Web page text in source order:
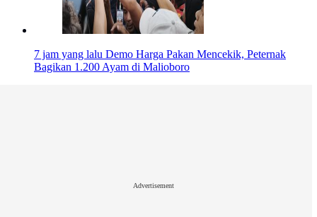
7 jam yang lalu Demo Harga Pakan Mencekik, Peternak
Bagikan 1.200 Ayam di Malioboro
Advertisement